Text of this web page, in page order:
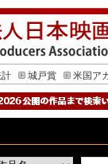
城戸賞 米国ア